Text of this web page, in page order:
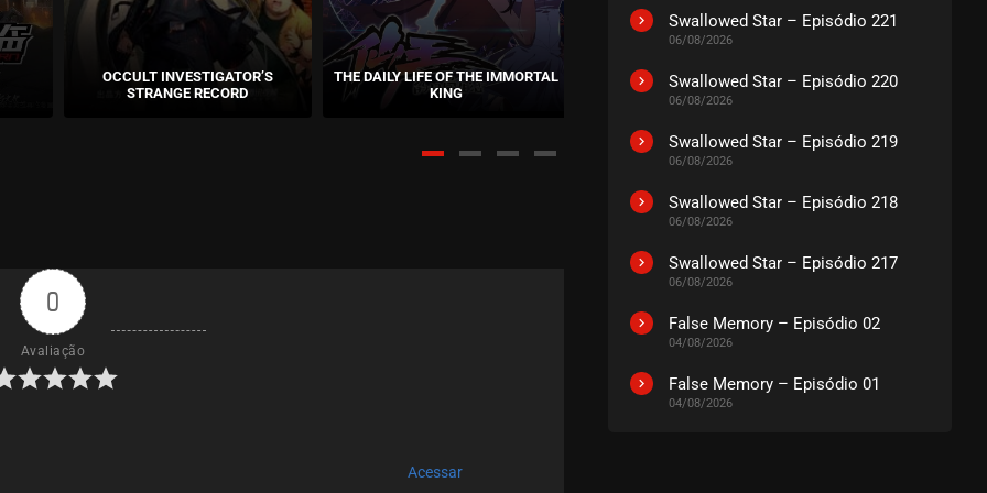
ASSISTIDO setembro 04, 2022
setembro 04, 2022
setembro 04, 2022
OCCULT INVESTIGATOR’S
STRANGE RECORD
THE DAILY LIFE OF THE IMMORTAL
KING
WU GENG JI – 3ª TEMPORADA
0
Avaliação
Acessar
Swallowed Star – Episódio 221
06/08/2026
Swallowed Star – Episódio 220
06/08/2026
Swallowed Star – Episódio 219
06/08/2026
Swallowed Star – Episódio 218
06/08/2026
Swallowed Star – Episódio 217
06/08/2026
False Memory – Episódio 02
04/08/2026
False Memory – Episódio 01
04/08/2026